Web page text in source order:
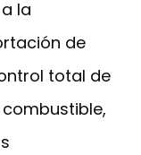
la
de
total de